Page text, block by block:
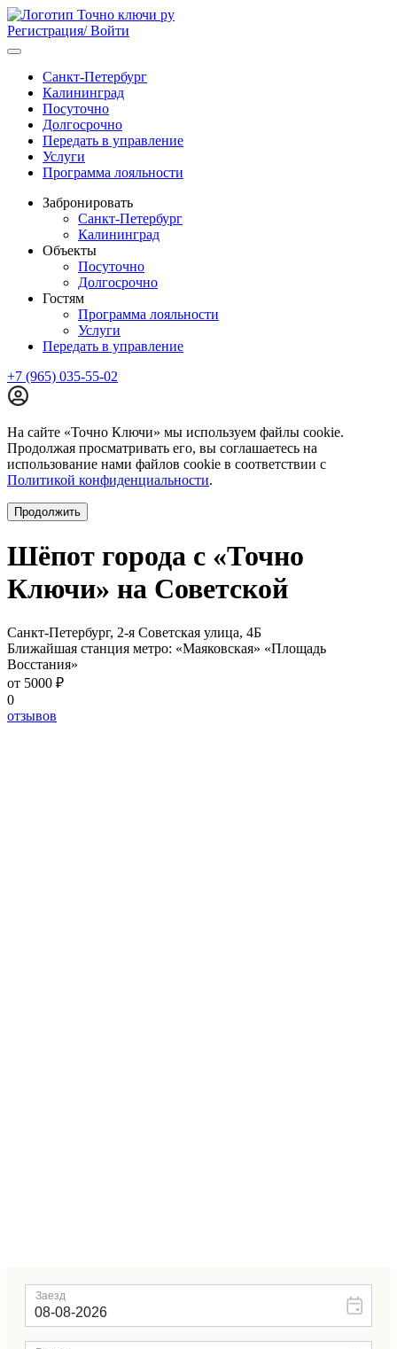
Регистрация/ Войти
Санкт-Петербург
Калининград
Посуточно
Долгосрочно
Передать в управление
Услуги
Программа лояльности
Забронировать
Санкт-Петербург
Калининград
Объекты
Посуточно
Долгосрочно
Гостям
Программа лояльности
Услуги
Передать в управление
+7 (965) 035-55-02
На сайте «Точно Ключи» мы используем файлы cookie.
Продолжая просматривать его, вы соглашаетесь на
использование нами файлов cookie в соответствии с
Политикой конфиденциальности.
Продолжить
Шёпот города с «Точно
Ключи» на Советской
Санкт-Петербург, 2-я Советская улица, 4Б
Ближайшая станция метро: «Маяковская» «Площадь
Восстания»
от 5000 ₽
0
отзывов